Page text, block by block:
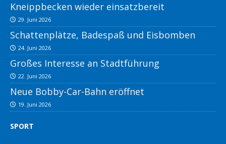
Kneippbecken wieder einsatzbereit
29. Juni 2026
Schattenplätze, Badespaß und Eisbomben
24. Juni 2026
Großes Interesse an Stadtführung
22. Juni 2026
Neue Bobby-Car-Bahn eröffnet
19. Juni 2026
SPORT